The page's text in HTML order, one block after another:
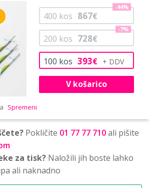
100 kos 393€
200 kos 728€
-7%
400 kos 867€
-44%
V košarico
Spremeni
Pokličite 01 77 77 710ali pišite
za tisk? Naložili jih boste lahko
ali naknadno